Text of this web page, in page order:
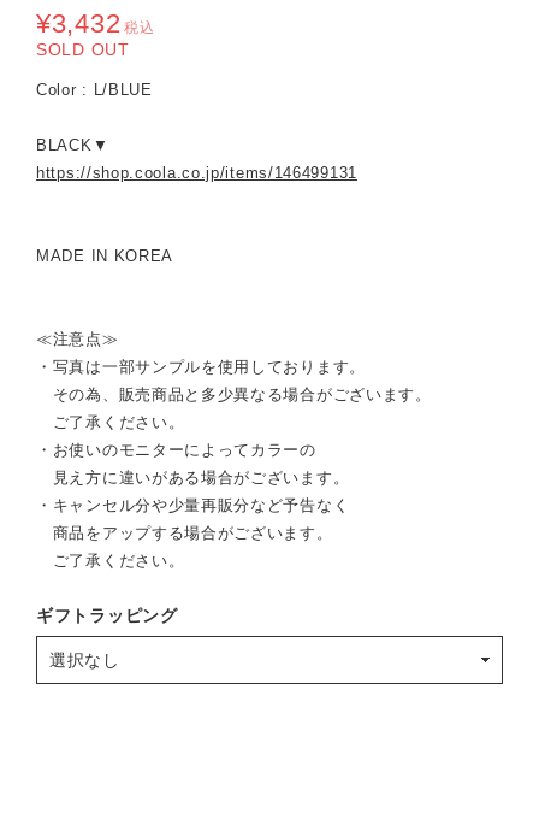
¥3,432 税込
SOLD OUT
Color : L/BLUE
BLACK▼
https://shop.coola.co.jp/items/146499131
MADE IN KOREA
≪注意点≫
・写真は一部サンプルを使用しております。
その為、販売商品と多少異なる場合がございます。
ご了承ください。
・お使いのモニターによってカラーの
見え方に違いがある場合がございます。
・キャンセル分や少量再販分など予告なく
商品をアップする場合がございます。
ご了承ください。
ギフトラッピング